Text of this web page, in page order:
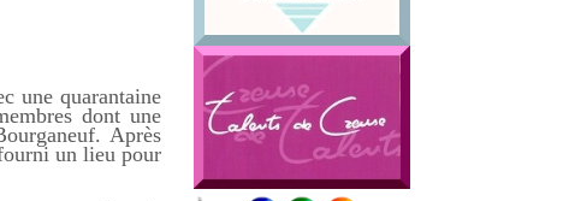
une quarantaine
dont une
Après
un lieu pour